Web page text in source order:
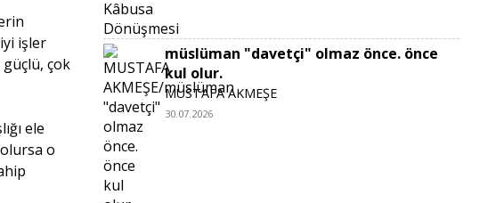
işler
güçlü, çok
ele
o
müslüman "davetçi" olmaz önce. önce
kul olur.
MUSTAFA AKMEŞE
30.07.2026